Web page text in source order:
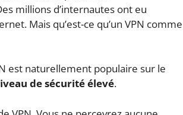
millions d’internautes ont eu
Mais qu’est-ce qu’un VPN comme
est naturellement populaire sur le
de sécurité élevé.